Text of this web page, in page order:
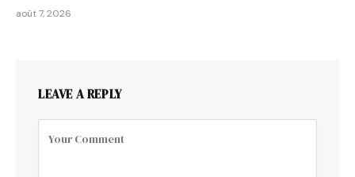
août 7, 2026
LEAVE A REPLY